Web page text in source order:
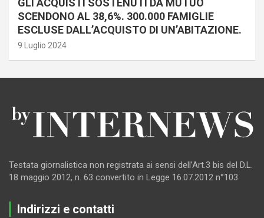
GLI ACQUISTI SOSTENUTI DA MUTUO
SCENDONO AL 38,6%. 300.000 FAMIGLIE
ESCLUSE DALL’ACQUISTO DI UN’ABITAZIONE.
9 Luglio 2024
Testata giornalistica non registrata ai sensi dell’Art.3 bis del D.L.
18 maggio 2012, n. 63 convertito in Legge 16.07.2012 n°103
Indirizzi e contatti